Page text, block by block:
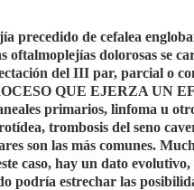
precedido de cefalea
dolorosas se
del III par, parcial o
QUE EJERZA UN
primarios, linfoma u
trombosis del seno
son las más comunes.
caso, hay un dato
podría estrechar las